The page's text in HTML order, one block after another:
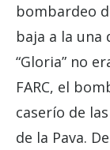
bombardeo
baja a la una
“Gloria” no
FARC, el
caserío de
de la Pava.